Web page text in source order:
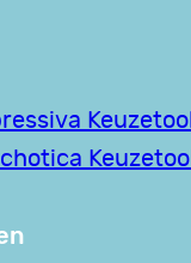
Keuzetool
Keuzetool